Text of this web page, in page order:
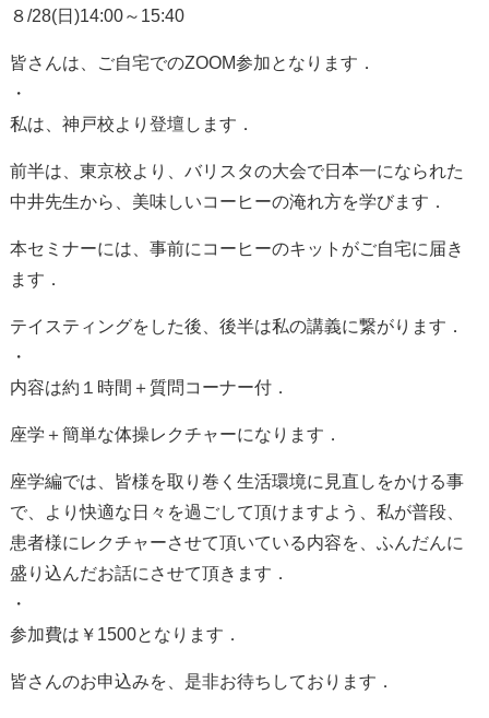
８/28(日)14:00～15:40
皆さんは、ご自宅でのZOOM参加となります．
・
私は、神戸校より登壇します．
前半は、東京校より、バリスタの大会で日本一になられた
中井先生から、美味しいコーヒーの淹れ方を学びます．
本セミナーには、事前にコーヒーのキットがご自宅に届き
ます．
テイスティングをした後、後半は私の講義に繋がります．
・
内容は約１時間＋質問コーナー付．
座学＋簡単な体操レクチャーになります．
座学編では、皆様を取り巻く生活環境に見直しをかける事
で、より快適な日々を過ごして頂けますよう、私が普段、
患者様にレクチャーさせて頂いている内容を、ふんだんに
盛り込んだお話にさせて頂きます．
・
参加費は￥1500となります．
皆さんのお申込みを、是非お待ちしております．